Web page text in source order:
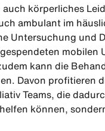
körperliches
ambulant im
Untersuchung und
kann die
Davon profitieren
Teams, die
können,